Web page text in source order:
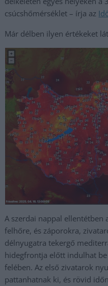
csúcshőmérséklet – írja az
Már délben ilyen értékeket
A szerdai nappal
felhőre, és záporokra,
délnyugatra tekergő
hidegfrontja előtt indulhat
felében. Az első zivatarok
pattanhatnak ki, és rövid